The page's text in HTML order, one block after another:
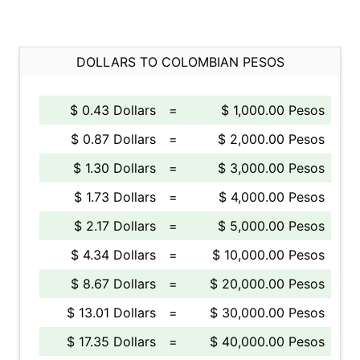
DOLLARS TO COLOMBIAN PESOS
$ 0.43 Dollars =
$ 1,000.00 Pesos
$ 0.87 Dollars
=
$ 2,000.00 Pesos
$ 1.30 Dollars
=
$ 3,000.00 Pesos
$ 1.73 Dollars
=
$ 4,000.00 Pesos
$ 2.17 Dollars
=
$ 5,000.00 Pesos
$ 4.34 Dollars
=
$ 10,000.00 Pesos
$ 8.67 Dollars
=
$ 20,000.00 Pesos
$ 13.01 Dollars
=
$ 30,000.00 Pesos
$ 17.35 Dollars
= $ 40,000.00 Pesos